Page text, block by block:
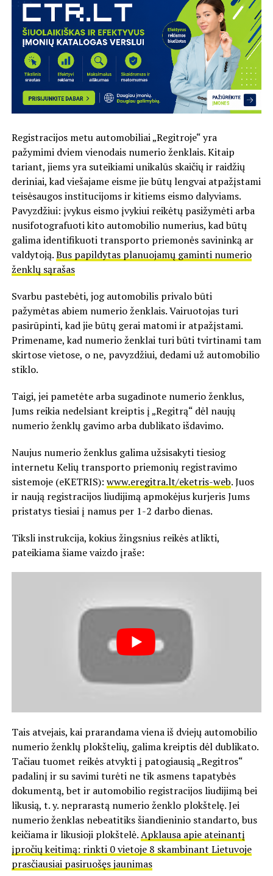
Registracijos metu automobiliai „Regitroje“ yra
pažymimi dviem vienodais numerio ženklais. Kitaip
tariant, jiems yra suteikiami unikalūs skaičių ir raidžių
deriniai, kad viešajame eisme jie būtų lengvai atpažįstami
teisėsaugos institucijoms ir kitiems eismo dalyviams.
Pavyzdžiui: įvykus eismo įvykiui reikėtų pasižymėti arba
nusifotografuoti kito automobilio numerius, kad būtų
galima identifikuoti transporto priemonės savininką ar
valdytoją.Bus papildytas planuojamų gaminti numerio
ženklų sąrašas
Svarbu pastebėti, jog automobilis privalo būti
pažymėtas abiem numerio ženklais. Vairuotojas turi
pasirūpinti, kad jie būtų gerai matomi ir atpažįstami.
Primename, kad numerio ženklai turi būti tvirtinami tam
skirtose vietose, o ne, pavyzdžiui, dedami už automobilio
stiklo.
Taigi, jei pametėte arba sugadinote numerio ženklus,
Jums reikia nedelsiant kreiptis į „Regitrą“ dėl naujų
numerio ženklų gavimo arba dublikato išdavimo.
Naujus numerio ženklus galima užsisakyti tiesiog
internetu Kelių transporto priemonių registravimo
sistemoje (eKETRIS): www.eregitra.lt/eketris-web. Juos
ir naują registracijos liudijimą apmokėjus kurjeris Jums
pristatys tiesiai į namus per 1-2 darbo dienas.
Tiksli instrukcija, kokius žingsnius reikės atlikti,
pateikiama šiame vaizdo įraše:
Tais atvejais, kai prarandama viena iš dviejų automobilio
numerio ženklų plokštelių, galima kreiptis dėl dublikato.
Tačiau tuomet reikės atvykti į patogiausią „Regitros“
padalinį ir su savimi turėti ne tik asmens tapatybės
dokumentą, bet ir automobilio registracijos liudijimą bei
likusią, t. y. neprarastą numerio ženklo plokštelę. Jei
numerio ženklas nebeatitiks šiandieninio standarto, bus
keičiama ir likusioji plokštelė.Apklausa apie ateinantį
įpročių keitimą: rinkti 0 vietoje 8 skambinant Lietuvoje
prasčiausiai pasiruošęs jaunimas